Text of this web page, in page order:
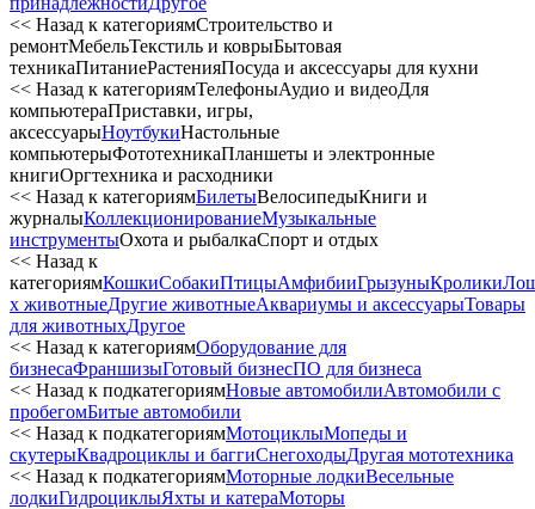
<< Назад к категориямСтроительство и
ремонтМебельТекстиль и коврыБытовая
техникаПитаниеРастенияПосуда и аксессуары для кухни
<< Назад к категориямТелефоныАудио и видеоДля
компьютераПриставки, игры,
аксессуарыНоутбукиНастольные
компьютерыФототехникаПланшеты и электронные
книгиОргтехника и расходники
<< Назад к категориямБилетыВелосипедыКниги и
журналыКоллекционированиеМузыкальные
инструментыОхота и рыбалкаСпорт и отдых
<< Назад к
категориямКошкиСобакиПтицыАмфибииГрызуныКролики
х животныеДругие животныеАквариумы и аксессуарыТовары
для животныхДругое
<< Назад к категориямОборудование для
бизнесаФраншизыГотовый бизнесПО для бизнеса
<< Назад к подкатегориямНовые автомобилиАвтомобили с
пробегомБитые автомобили
<< Назад к подкатегориямМотоциклыМопеды и
скутерыКвадроциклы и баггиСнегоходыДругая мототехника
<< Назад к подкатегориямМоторные лодкиВесельные
лодкиГидроциклыЯхты и катераМоторы